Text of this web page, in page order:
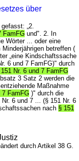
über
„2.
FamFG und". 2. In
Wörter ... oder eine
betreffen (
„eine Kindschaftssache
6 und 7 FamFG)" durch
151 Nr. 6 und 7 FamFG
3 Satz 2 werden die
Maßnahme
7 FamFG )" durch die
6 und 7 ... (§ 151 Nr. 6
nach § 151
durch Artikel 38 G.